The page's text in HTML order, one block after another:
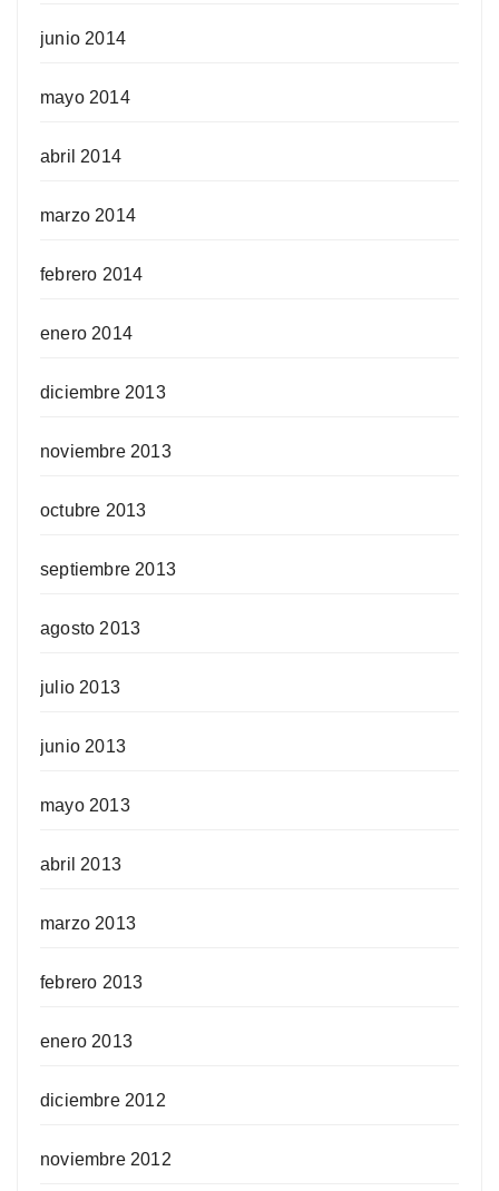
junio 2014
mayo 2014
abril 2014
marzo 2014
febrero 2014
enero 2014
diciembre 2013
noviembre 2013
octubre 2013
septiembre 2013
agosto 2013
julio 2013
junio 2013
mayo 2013
abril 2013
marzo 2013
febrero 2013
enero 2013
diciembre 2012
noviembre 2012